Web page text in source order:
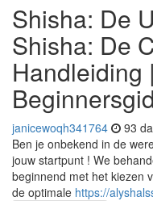
Shisha: De
Shisha: De
Handleiding
janicewoqh341764 93
Ben je onbekend in de
jouw startpunt ! We
beginnend met het kiezen
de optimale https://